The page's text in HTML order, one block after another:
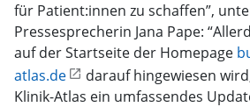
für Patient:innen zu schaffen”,
Pressesprecherin Jana Pape:
auf der Startseite der Homepage
atlas.de
darauf hingewiesen
Klinik-Atlas ein umfassendes